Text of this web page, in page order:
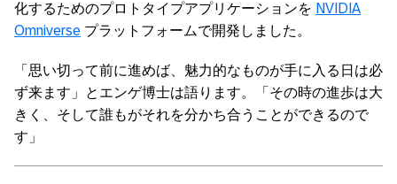
化するためのプロトタイプアプリケーションを NVIDIA
Omniverse プラットフォームで開発しました。
「思い切って前に進めば、魅力的なものが手に入る日は必
ず来ます」とエンゲ博士は語ります。「その時の進歩は大
きく、そして誰もがそれを分かち合うことができるので
す」